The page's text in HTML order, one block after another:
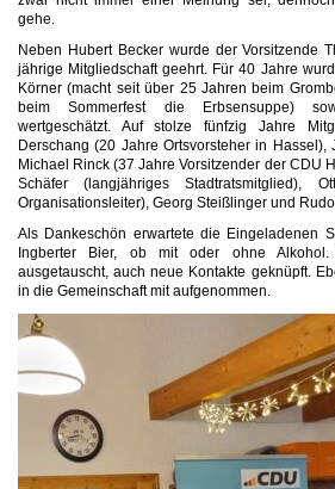
gehe.
Neben Hubert Becker wurde der Vorsitzende
jährige Mitgliedschaft geehrt. Für 40 Jahre
Körner (macht seit über 25 Jahren beim
beim Sommerfest die Erbsensuppe)
wertgeschätzt. Auf stolze fünfzig Jahre
Derschang (20 Jahre Ortsvorsteher in Hassel),
Michael Rinck (37 Jahre Vorsitzender der CDU
Schäfer (langjähriges Stadtratsmitglied),
Organisationsleiter), Georg Steißlinger und
Als Dankeschön erwartete die Eingeladenen
Ingberter Bier, ob mit oder ohne
ausgetauscht, auch neue Kontakte geknüpft.
in die Gemeinschaft mit aufgenommen.